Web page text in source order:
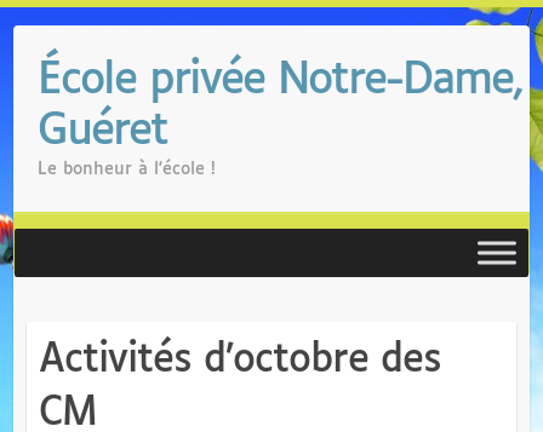
contentÉcole privée Notre-Dame,
Guéret
Le bonheur à l'école !
Activités d’octobre des
CM